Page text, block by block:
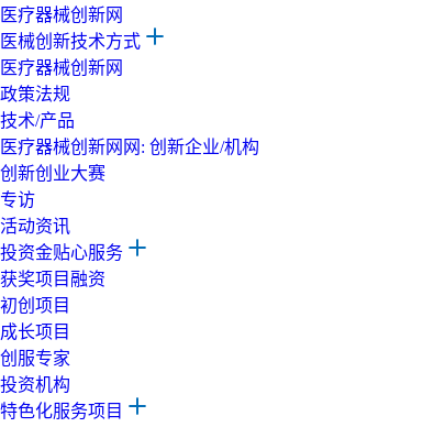
医疗器械创新网
医械创新技术方式
医疗器械创新网
政策法规
技术/产品
医疗器械创新网网: 创新企业/机构
创新创业大赛
专访
活动资讯
投资金贴心服务
获奖项目融资
初创项目
成长项目
创服专家
投资机构
特色化服务项目